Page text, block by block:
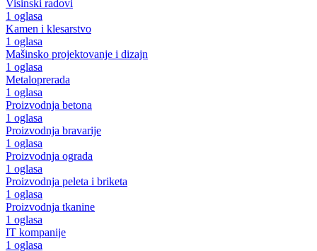
Visinski radovi
1 oglasa
Kamen i klesarstvo
1 oglasa
Mašinsko projektovanje i dizajn
1 oglasa
Metaloprerada
1 oglasa
Proizvodnja betona
1 oglasa
Proizvodnja bravarije
1 oglasa
Proizvodnja ograda
1 oglasa
Proizvodnja peleta i briketa
1 oglasa
Proizvodnja tkanine
1 oglasa
IT kompanije
1 oglasa